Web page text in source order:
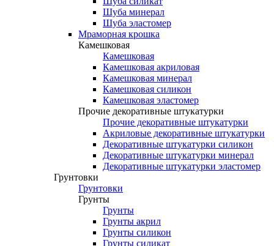
Шуба минерал
Шуба эластомер
Мраморная крошка
Камешковая
Камешковая
Камешковая акриловая
Камешковая минерал
Камешковая силикон
Камешковая эластомер
Прочие декоративные штукатурки
Прочие декоративные штукатурки
Акриловые декоративные штукатурки
Декоративные штукатурки силикон
Декоративные штукатурки минерал
Декоративные штукатурки эластомер
Грунтовки
Грунтовки
Грунты
Грунты
Грунты акрил
Грунты силикон
Грунты силикат